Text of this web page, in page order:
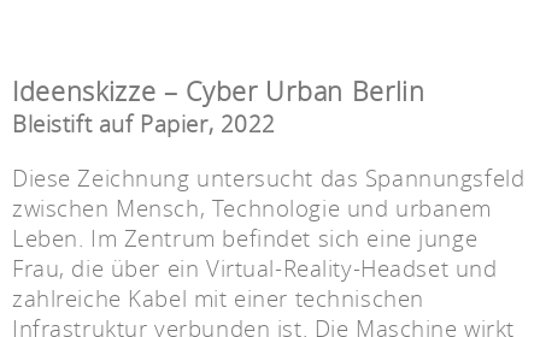
Ideenskizze – Cyber Urban Berlin
Bleistift auf Papier, 2022
Diese Zeichnung untersucht das Spannungsfeld
zwischen Mensch, Technologie und urbanem
Leben. Im Zentrum befindet sich eine junge
Frau, die über ein Virtual-Reality-Headset und
zahlreiche Kabel mit einer technischen
Infrastruktur verbunden ist. Die Maschine wirkt